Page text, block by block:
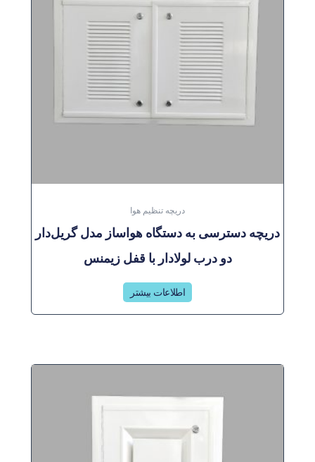
دریچه تنظیم هوا
دریچه دسترسی به دستگاه هواساز مدل گریل‌دار
دو درب لولادار با قفل زیمنس
اطلاعات بیشتر